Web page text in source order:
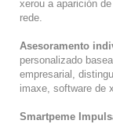
xerou a aparición
rede.
Asesoramento
personalizado
empresarial,
imaxe, software de
Smartpeme